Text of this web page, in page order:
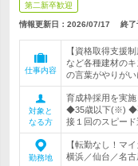
第二新卒歓迎
情報更新日：2026/07/17 終了
仕事内容
【資格取得支援
など各種建材の
の言葉がやりがい
対象と
なる方
育成枠採用を実
◆35歳以下(※) ◆
接１回のスピード
勤務地
【転勤なし！マ
横浜／仙台／名